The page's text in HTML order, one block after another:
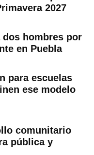
2027
dos hombres por
en Puebla
para escuelas
ese modelo
comunitario
pública y